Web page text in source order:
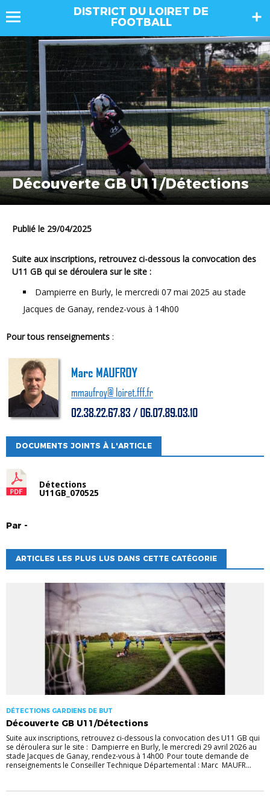
DISTRICT DU LOIRET DE
FOOTBALL
Découverte GB U11/Détections
Publié le 29/04/2025
Suite aux inscriptions, retrouvez ci-dessous la convocation des
U11 GB qui se déroulera sur le site :
Dampierre en Burly, le mercredi 07 mai 2025 au stade
Jacques de Ganay, rendez-vous à 14h00
Pour tous renseignements :
DOCUMENTS JOINTS À L'ARTICLE
Détections
U11GB_070525
Par -
ARTICLES LES PLUS LUS DANS CETTE CATÉGORIE
DÉTECTIONS GARDIENS DE BUT
Découverte GB U11/Détections
Suite aux inscriptions, retrouvez ci-dessous la convocation des U11 GB qui
se déroulera sur le site : Dampierre en Burly, le mercredi 29 avril 2026 au
stade Jacques de Ganay, rendez-vous à 14h00 Pour toute demande de
renseignements le Conseiller Technique Départemental : Marc MAUFR...